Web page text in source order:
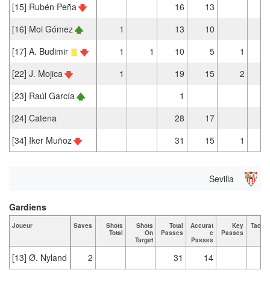
[15] Rubén Peña
16
13
[16] Moi Gómez
1 13
10
[17] A. Budimir
1 1 10 5
1
[22] J. Mojica
1 19 15
2
[23] Raúl García
1
[24] Catena
28
17
[34] Iker Muñoz
31 15 1
Sevilla
Joueur Saves
Shots
Total
Shots
On
Target
Total
Passes
Accurat
e
Passes
Key
Passes
[13] Ø. Nyland 2 31 14
Gardiens